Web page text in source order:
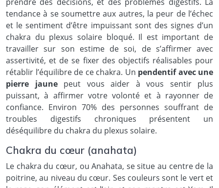
tendance à se soumettre aux autres, la peur de l’échec
et le sentiment d’être impuissant sont des signes d’un
chakra du plexus solaire bloqué. Il est important de
travailler sur son estime de soi, de s’affirmer avec
assertivité, et de se fixer des objectifs réalisables pour
rétablir l’équilibre de ce chakra. Un pendentif avec une
pierre jaune peut vous aider à vous sentir plus
puissant, à affirmer votre volonté et à rayonner de
confiance. Environ 70% des personnes souffrant de
troubles digestifs chroniques présentent un
déséquilibre du chakra du plexus solaire.
Chakra du cœur (anahata)
Le chakra du cœur, ou Anahata, se situe au centre de la
poitrine, au niveau du cœur. Ses couleurs sont le vert et